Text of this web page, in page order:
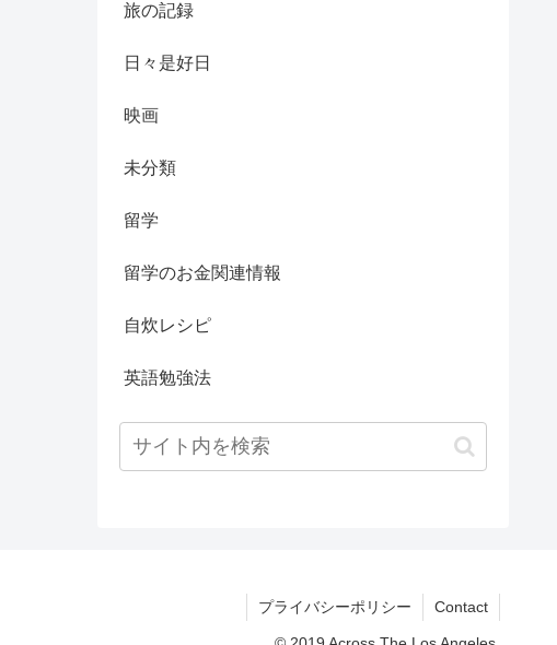
旅の記録
日々是好日
映画
未分類
留学
留学のお金関連情報
自炊レシピ
英語勉強法
プライバシーポリシー Contact